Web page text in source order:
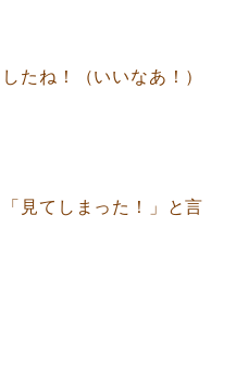
たね！（いいなあ！）
見てしまった！」と言